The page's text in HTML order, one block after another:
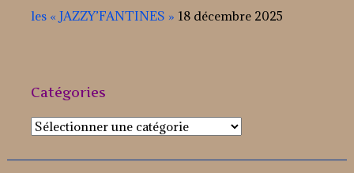
les « JAZZY’FANTINES » 18 décembre 2025
Catégories
Catégories